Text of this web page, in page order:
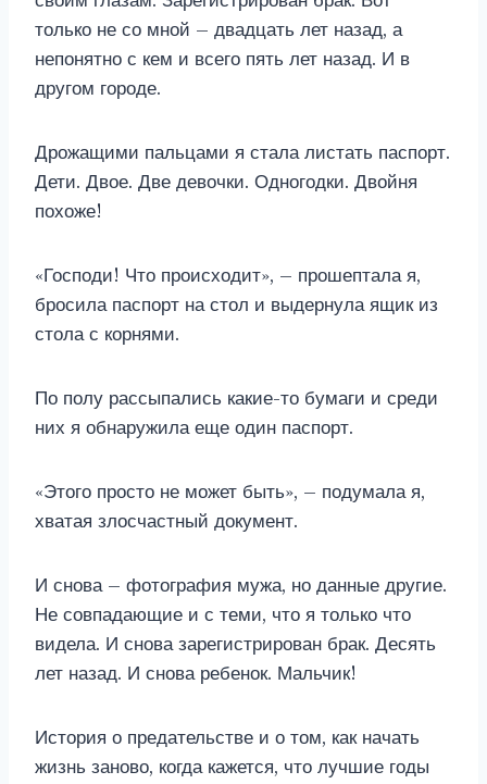
только не со мной – двадцать лет назад, а
непонятно с кем и всего пять лет назад. И в
другом городе.
Дрожащими пальцами я стала листать паспорт.
Дети. Двое. Две девочки. Одногодки. Двойня
похоже!
«Господи! Что происходит», – прошептала я,
бросила паспорт на стол и выдернула ящик из
стола с корнями.
По полу рассыпались какие-то бумаги и среди
них я обнаружила еще один паспорт.
«Этого просто не может быть», – подумала я,
хватая злосчастный документ.
И снова – фотография мужа, но данные другие.
Не совпадающие и с теми, что я только что
видела. И снова зарегистрирован брак. Десять
лет назад. И снова ребенок. Мальчик!
История о предательстве и о том, как начать
жизнь заново, когда кажется, что лучшие годы